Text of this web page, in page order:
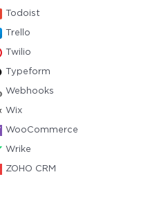
Todoist
Trello
Twilio
Typeform
Webhooks
Wix
WooCommerce
Wrike
ZOHO CRM